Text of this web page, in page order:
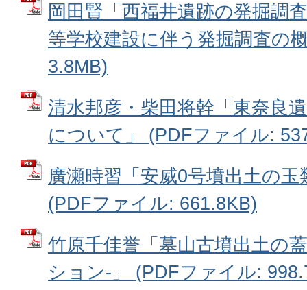
岡田賢「西福井遺跡の発掘調
等学校建設に伴う発掘調査の
3.8MB)
清水邦彦・柴田将幹「東奈良
について」 (PDFファイル:
廣瀬時習「安威0号墳出土の
(PDFファイル: 661.8KB)
竹原千佳誉「墓山古墳出土の
ション-」 (PDFファイル: